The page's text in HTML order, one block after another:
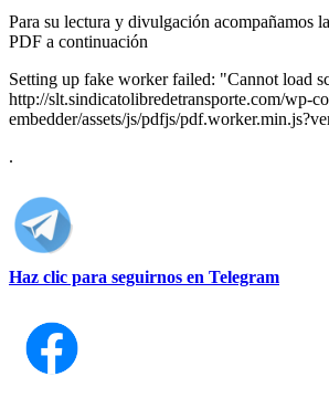
Para su lectura y divulgación acompañamos
PDF a continuación
Setting up fake worker failed: "Cannot load
http://slt.sindicatolibredetransporte.com/wp-
embedder/assets/js/pdfjs/
.
Haz clic para seguirnos en Telegram